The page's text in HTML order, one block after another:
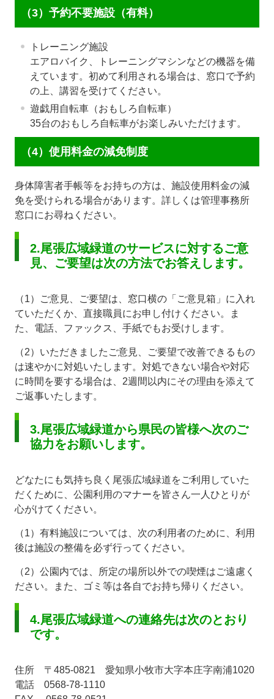
（3）予約不要施設（有料）
トレーニング施設
エアロバイク、トレーニングマシンなどの機器を備
えています。初めて利用される場合は、窓口で予約
の上、講習を受けてください。
遊戯用自転車（おもしろ自転車）
35台のおもしろ自転車がお楽しみいただけます。
（4）使用料金の減免制度
身体障害者手帳等をお持ちの方は、施設使用料金の減
免を受けられる場合があります。詳しくは管理事務所
窓口にお尋ねください。
2.尾張広域緑道のサービスに対するご意
見、ご要望は次の方法でお答えします。
（1）ご意見、ご要望は、窓口横の「ご意見箱」に入れ
ていただくか、直接職員にお申し付けください。ま
た、電話、ファックス、手紙でもお受けします。
（2）いただきましたご意見、ご要望で改善できるもの
は速やかに対処いたします。対処できない場合や対応
に時間を要する場合は、2週間以内にその理由を添えて
ご返事いたします。
3.尾張広域緑道から県民の皆様へ次のご
協力をお願いします。
どなたにも気持ち良く尾張広域緑道をご利用していた
だくために、公園利用のマナーを皆さん一人ひとりが
心がけてください。
（1）有料施設については、次の利用者のために、利用
後は施設の整備を必ず行ってください。
（2）公園内では、所定の場所以外での喫煙はご遠慮く
ださい。また、ゴミ等は各自でお持ち帰りください。
4.尾張広域緑道への連絡先は次のとおり
です。
住所 〒485-0821 愛知県小牧市大字本庄字南浦1020
電話 0568-78-1110